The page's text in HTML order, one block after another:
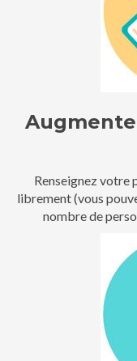
Renseignez votre
librement (vous
nombre de